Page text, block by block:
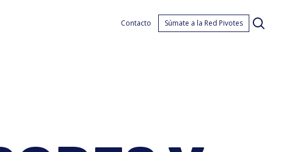
Contacto Súmate a la Red Pivotes